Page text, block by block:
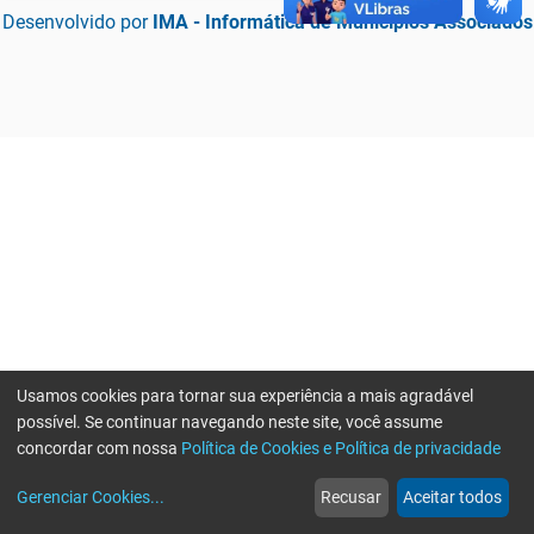
Desenvolvido por IMA - Informática de Municípios Associados
web
Notícias
more_horiz
Mais
Usamos cookies para tornar sua experiência a mais agradável
possível. Se continuar navegando neste site, você assume
concordar com nossa Política de Cookies e Política de privacidade
Gerenciar Cookies... Recusar Aceitar todos
Erro ao enviar informações, por favor tente novamente